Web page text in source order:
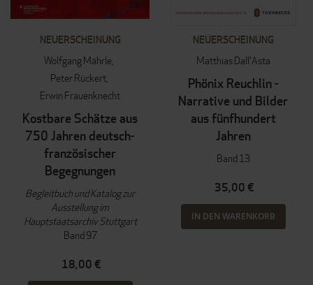
NEUERSCHEINUNG
Wolfgang Mährle
Peter Rückert
Erwin Frauenknecht
Kostbare Schätze aus
750 Jahren deutsch-
französischer
Begegnungen
Begleitbuch und Katalog zur
Ausstellung im
Hauptstaatsarchiv Stuttgart
Band 97
18,00 €
NEUERSCHEINUNG
Matthias Dall'Asta
Phönix Reuchlin -
Narrative und Bilder
aus fünfhundert
Jahren
Band 13
35,00 €
IN DEN WARENKORB